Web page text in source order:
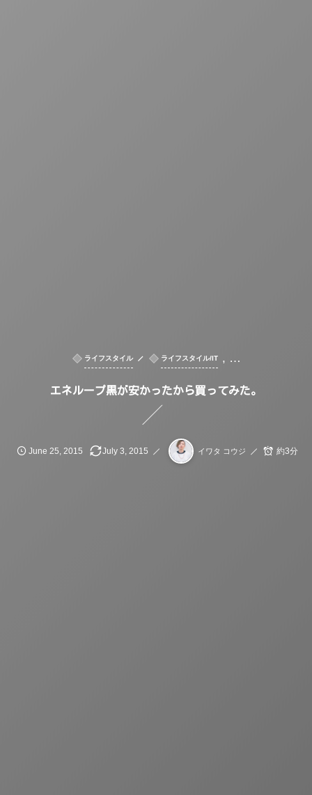
ライフスタイル ライフスタイル/IT , …
エネループ黒が安かったから買ってみた。
June 25 2015 July 3 2015 イワタ コウジ 約3分